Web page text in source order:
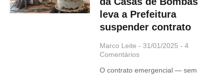
leva a Prefeitura
suspender contrato
Marco Leite 31/01/2025 4
Comentários
O contrato emergencial — sem